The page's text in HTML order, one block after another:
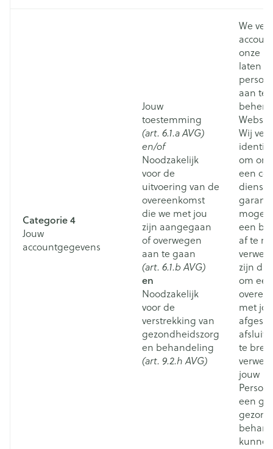
Categorie 4
Jouw
accountgegevens
Jouw
toestemming
(art. 6.1.a AVG)
en/of
Noodzakelijk
voor de
uitvoering van de
overeenkomst
die we met jou
zijn aangegaan
of overwegen
aan te gaan
(art. 6.1.b AVG)
en
Noodzakelijk
voor de
verstrekking van
gezondheidszorg
en behandeling
(art. 9.2.h AVG)
We
onze
laten
aan te
Wij
om
een
een
af te
zijn
om
met
te
jouw
een